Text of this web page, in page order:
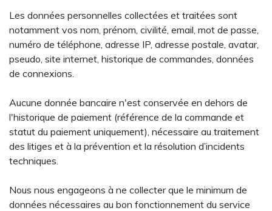
Les données personnelles collectées et traitées sont
notamment vos nom, prénom, civilité, email, mot de passe,
numéro de téléphone, adresse IP, adresse postale, avatar,
pseudo, site internet, historique de commandes, données
de connexions.
Aucune donnée bancaire n'est conservée en dehors de
l'historique de paiement (référence de la commande et
statut du paiement uniquement), nécessaire au traitement
des litiges et à la prévention et la résolution d’incidents
techniques.
Nous nous engageons à ne collecter que le minimum de
données nécessaires au bon fonctionnement du service